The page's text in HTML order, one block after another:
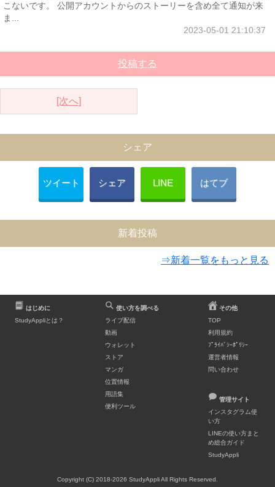
こないです。 公開アカウントからのストーリーを含め全て通知が来
ま...
2023-05-01 21:10:37
投稿する
[次へ]
シェア
ツイート シェア LINE はてブ
新着投稿
⇒新着一覧をもっと見る
はじめに
StudyAppliとは？
使い方を調べる
ライブ配信
動画
ウォレット
ストア
マンガ
位置情報
用語集
便利ツール
その他
TOP
利用規約
ﾌﾟﾗｲﾊﾞｼｰﾎﾟﾘｼｰ
運営者情報
問い合わせ
管理サイト
インスタグラム使
い方
LINEの使い方まと
め総合ガイド
StudyAppli
Copyright (C) 2018-2026 StudyAppli All Rights Reserved.